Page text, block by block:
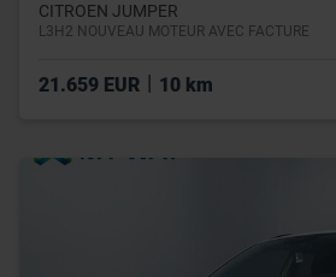
CITROEN JUMPER
L3H2 NOUVEAU MOTEUR AVEC FACTURE
21.659 EUR 10 km